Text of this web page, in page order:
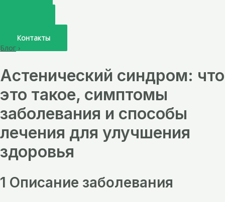
Контакты
Блог ›
Астенический синдром: что
это такое, симптомы
заболевания и способы
лечения для улучшения
здоровья
1 Описание заболевания